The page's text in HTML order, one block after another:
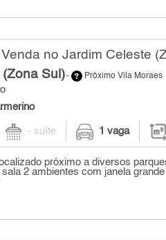
no Jardim Celeste
Sul)- Próximo Vila Moraes
- suíte 1 vaga
próximo a diversos
2 ambientes com janela